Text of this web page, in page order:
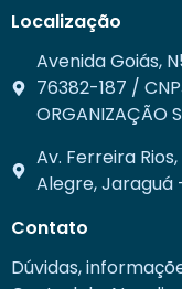
Localização
Avenida Goiás,
76382-187 /
ORGANIZAÇÃO
Av. Ferreira
Alegre, Jaraguá
Contato
Dúvidas,